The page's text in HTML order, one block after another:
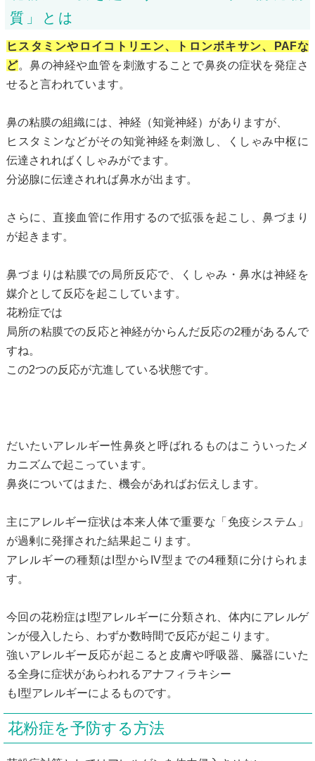
質」とは
ヒスタミンやロイコトリエン、トロンボキサン、PAFな
ど。鼻の神経や血管を刺激することで鼻炎の症状を発症さ
せると言われています。
鼻の粘膜の組織には、神経（知覚神経）がありますが、
ヒスタミンなどがその知覚神経を刺激し、くしゃみ中枢に
伝達されればくしゃみがでます。
分泌腺に伝達されれば鼻水が出ます。
さらに、直接血管に作用するので拡張を起こし、鼻づまり
が起きます。
鼻づまりは粘膜での局所反応で、くしゃみ・鼻水は神経を
媒介として反応を起こしています。
花粉症では
局所の粘膜での反応と神経がからんだ反応の2種があるんで
すね。
この2つの反応が亢進している状態です。
だいたいアレルギー性鼻炎と呼ばれるものはこういったメ
カニズムで起こっています。
鼻炎についてはまた、機会があればお伝えします。
主にアレルギー症状は本来人体で重要な「免疫システム」
が過剰に発揮された結果起こります。
アレルギーの種類はI型からIV型までの4種類に分けられま
す。
今回の花粉症はI型アレルギーに分類され、体内にアレルゲ
ンが侵入したら、わずか数時間で反応が起こります。
強いアレルギー反応が起こると皮膚や呼吸器、臓器にいた
る全身に症状があらわれるアナフィラキシー
もI型アレルギーによるものです。
花粉症を予防する方法